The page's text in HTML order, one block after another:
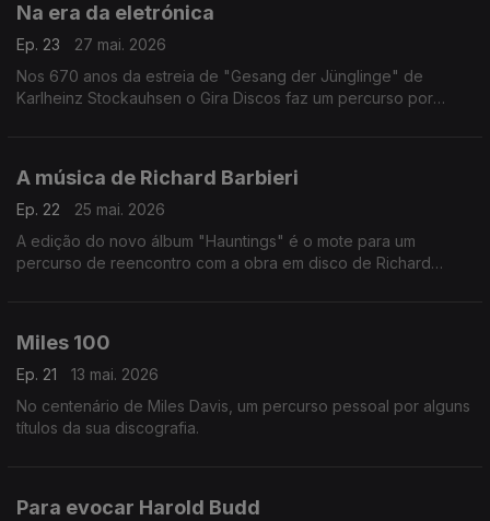
Na era da eletrónica
Ep. 23
27 mai. 2026
Nos 670 anos da estreia de "Gesang der Jünglinge" de
Karlheinz Stockauhsen o Gira Discos faz um percurso por
A música de Richard Barbieri
Ep. 22
25 mai. 2026
A edição do novo álbum "Hauntings" é o mote para um
percurso de reencontro com a obra em disco de Richard
Miles 100
Ep. 21
13 mai. 2026
No centenário de Miles Davis, um percurso pessoal por alguns
títulos da sua discografia.
Para evocar Harold Budd